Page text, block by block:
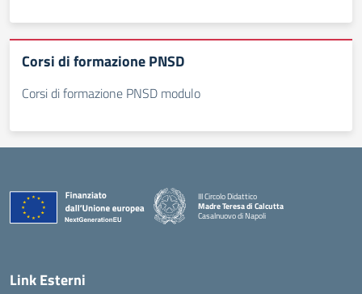
Corsi di formazione PNSD
Corsi di formazione PNSD modulo
III Circolo Didattico
Madre Teresa di Calcutta
Casalnuovo di Napoli
— Visita la pagina iniziale della scuola
Link Esterni